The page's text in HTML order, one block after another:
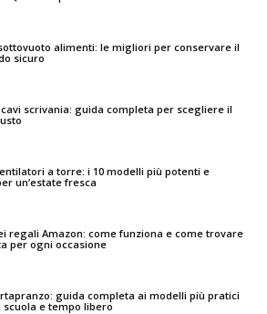
alimenti: le migliori per conservare il
sicuro
scrivania: guida completa per scegliere il
a torre: i 10 modelli più potenti e
un’estate fresca
regali Amazon: come funziona e come trovare
per ogni occasione
guida completa ai modelli più pratici
scuola e tempo libero